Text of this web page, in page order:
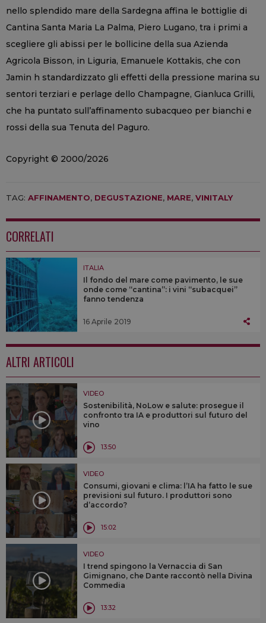
nello splendido mare della Sardegna affina le bottiglie di
Cantina Santa Maria La Palma, Piero Lugano, tra i primi a
scegliere gli abissi per le bollicine della sua Azienda
Agricola Bisson, in Liguria, Emanuele Kottakis, che con
Jamin h standardizzato gli effetti della pressione marina su
sentori terziari e perlage dello Champagne, Gianluca Grilli,
che ha puntato sull’affinamento subacqueo per bianchi e
rossi della sua Tenuta del Paguro.
Copyright © 2000/2026
TAG: AFFINAMENTO, DEGUSTAZIONE, MARE, VINITALY
CORRELATI
ITALIA
Il fondo del mare come pavimento, le sue
onde come “cantina”: i vini “subacquei”
fanno tendenza
16 Aprile 2019
ALTRI ARTICOLI
VIDEO
Sostenibilità, NoLow e salute: prosegue il
confronto tra IA e produttori sul futuro del
vino
13:50
VIDEO
Consumi, giovani e clima: l’IA ha fatto le sue
previsioni sul futuro. I produttori sono
d’accordo?
15:02
VIDEO
I trend spingono la Vernaccia di San
Gimignano, che Dante raccontò nella Divina
Commedia
13:32